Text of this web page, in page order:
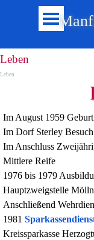
Direkt zum Seiteninhalt
Menü
Leben
Leben
Im August 1959
Im Dorf Sterley
Im Anschluss
Mittlere Reife
1976 bis 1979
Hauptzweigstelle
Anschließend
1981
Kreissparkasse